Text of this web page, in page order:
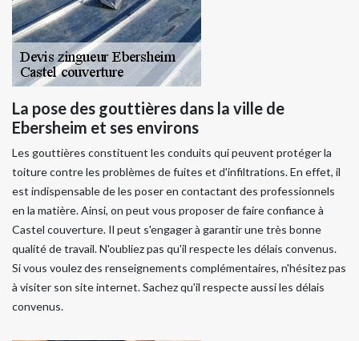
La pose des gouttières dans la ville de
Ebersheim et ses environs
Les gouttières constituent les conduits qui peuvent protéger la
toiture contre les problèmes de fuites et d'infiltrations. En effet, il
est indispensable de les poser en contactant des professionnels
en la matière. Ainsi, on peut vous proposer de faire confiance à
Castel couverture. Il peut s'engager à garantir une très bonne
qualité de travail. N'oubliez pas qu'il respecte les délais convenus.
Si vous voulez des renseignements complémentaires, n'hésitez pas
à visiter son site internet. Sachez qu'il respecte aussi les délais
convenus.